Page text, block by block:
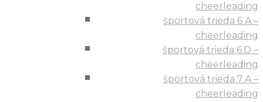
cheerleading
športová trieda 6.A –
cheerleading
športová trieda 6.D –
cheerleading
športová trieda 7.A –
cheerleading